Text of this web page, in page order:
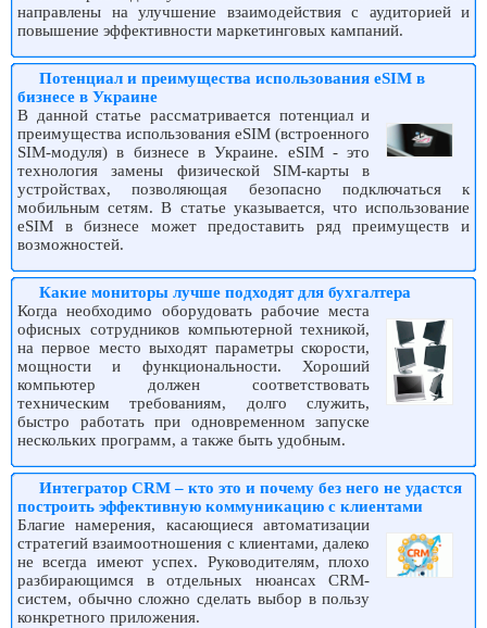
направлены на улучшение взаимодействия с аудиторией и
повышение эффективности маркетинговых кампаний.
Потенциал и преимущества использования eSIM в
бизнесе в Украине
В данной статье рассматривается потенциал и
преимущества использования eSIM (встроенного
SIM-модуля) в бизнесе в Украине. eSIM - это
технология замены физической SIM-карты в
устройствах, позволяющая безопасно подключаться к
мобильным сетям. В статье указывается, что использование
eSIM в бизнесе может предоставить ряд преимуществ и
возможностей.
Какие мониторы лучше подходят для бухгалтера
Когда необходимо оборудовать рабочие места
офисных сотрудников компьютерной техникой,
на первое место выходят параметры скорости,
мощности и функциональности. Хороший
компьютер должен соответствовать
техническим требованиям, долго служить,
быстро работать при одновременном запуске
нескольких программ, а также быть удобным.
Интегратор CRM – кто это и почему без него не удастся
построить эффективную коммуникацию с клиентами
Благие намерения, касающиеся автоматизации
стратегий взаимоотношения с клиентами, далеко
не всегда имеют успех. Руководителям, плохо
разбирающимся в отдельных нюансах CRM-
систем, обычно сложно сделать выбор в пользу
конкретного приложения.